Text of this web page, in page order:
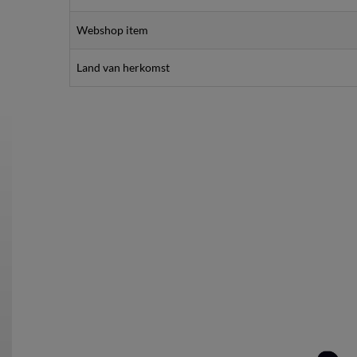
Webshop item
Land van herkomst